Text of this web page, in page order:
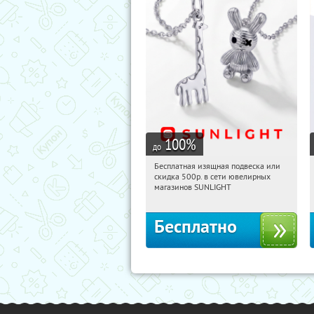
до 100%
15:06:47 Получили:
Россия
Бесплатная изящная подвеска или
скидка 500р. в сети ювелирных
магазинов SUNLIGHT
Бесплатно